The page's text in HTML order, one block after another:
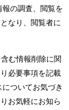
の調査、閲覧を
なり、閲覧者に
む情報削除に関
り必要事項を記載
ついてお気づき
りお気軽にお知ら